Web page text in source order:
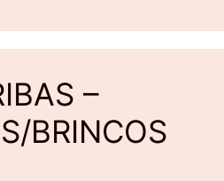
–
BRINCOS